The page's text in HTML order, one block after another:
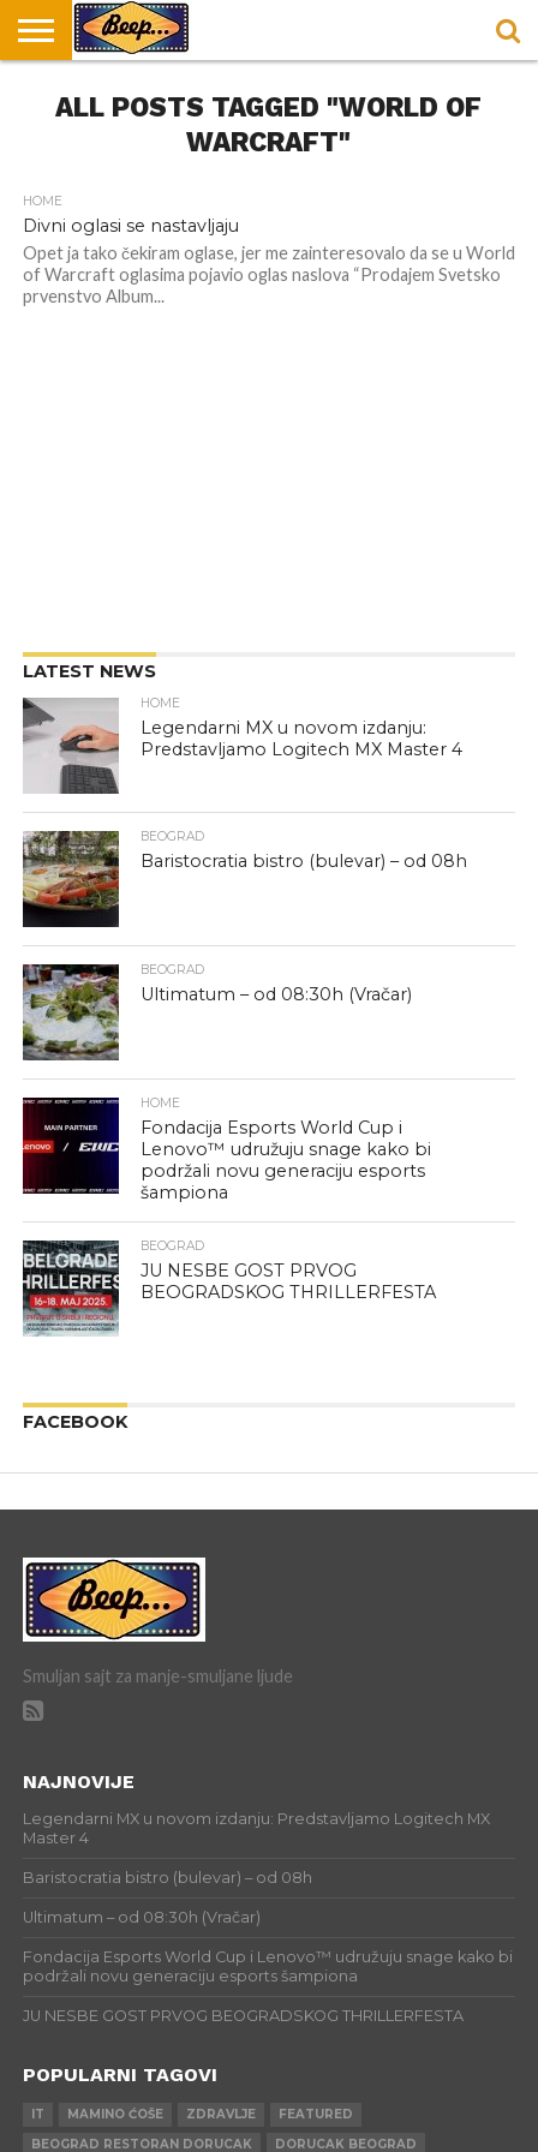
DORUČAK
U
SVAKODNEVICA
ENTERTAINMENT
LOKACIJE
ZA
HRANA I
RECEPTI
NEPUSACKI
LOKALI
ALL POSTS TAGGED "WORLD OF
WARCRAFT"
HOME
Divni oglasi se nastavljaju
Opet ja tako čekiram oglase, jer me zainteresovalo da se u World
of Warcraft oglasima pojavio oglas naslova “Prodajem Svetsko
prvenstvo Album...
LATEST NEWS
HOME
Legendarni MX u novom izdanju:
Predstavljamo Logitech MX Master 4
BEOGRAD
Baristocratia bistro (bulevar) – od 08h
BEOGRAD
Ultimatum – od 08:30h (Vračar)
HOME
Fondacija Esports World Cup i
Lenovo™ udružuju snage kako bi
podržali novu generaciju esports
šampiona
BEOGRAD
JU NESBE GOST PRVOG
BEOGRADSKOG THRILLERFESTA
FACEBOOK
Smuljan sajt za manje-smuljane ljude
NAJNOVIJE
Legendarni MX u novom izdanju: Predstavljamo Logitech MX
Master 4
Baristocratia bistro (bulevar) – od 08h
Ultimatum – od 08:30h (Vračar)
Fondacija Esports World Cup i Lenovo™ udružuju snage kako bi
podržali novu generaciju esports šampiona
JU NESBE GOST PRVOG BEOGRADSKOG THRILLERFESTA
POPULARNI TAGOVI
IT MAMINO ĆOŠE ZDRAVLJE
FEATURED
BEOGRAD RESTORAN DORUCAK
DORUCAK BEOGRAD